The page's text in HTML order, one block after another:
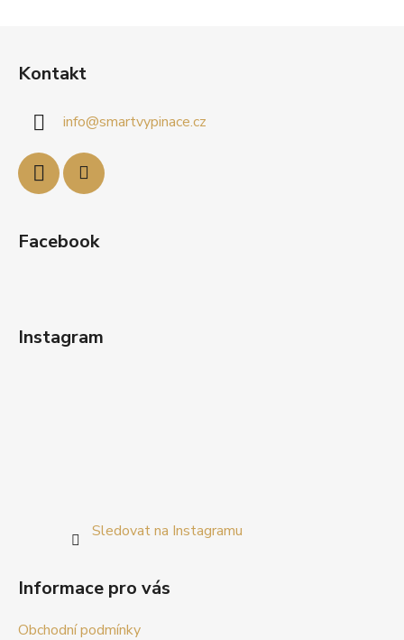
Kontakt
info@smartvypinace.cz
Facebook
Instagram
Sledovat na Instagramu
Informace pro vás
Obchodní podmínky